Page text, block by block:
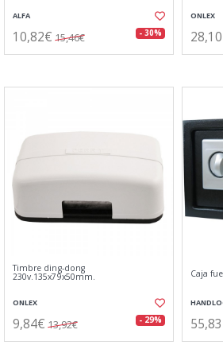
ALFA
10,82€ 15,46€ - 30%
ONLEX
Timbre ding-dong
230v.135x79x50mm.
ONLEX
9,84€ 13,92€ - 29%
Caja